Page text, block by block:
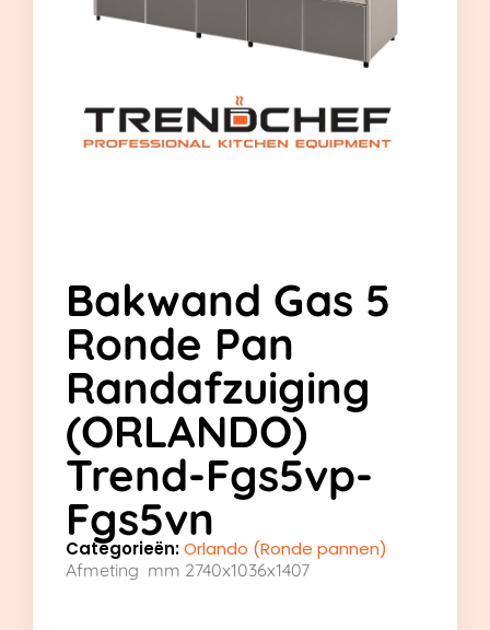
Bakwand Gas 5
Ronde Pan
Randafzuiging
(ORLANDO)
Trend-Fgs5vp-
Fgs5vn
Categorieën:Orlando (Ronde pannen)
Afmeting mm 2740x1036x1407